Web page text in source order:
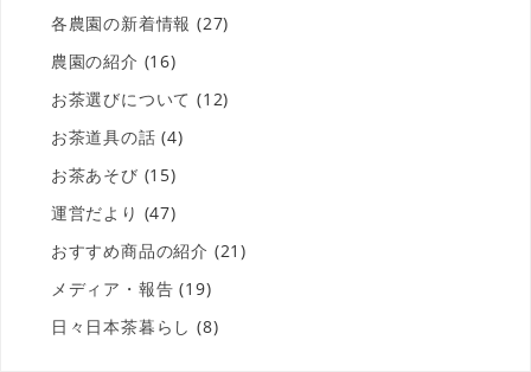
各農園の新着情報 (27)
農園の紹介 (16)
お茶選びについて (12)
お茶道具の話 (4)
お茶あそび (15)
運営だより (47)
おすすめ商品の紹介 (21)
メディア・報告 (19)
日々日本茶暮らし (8)